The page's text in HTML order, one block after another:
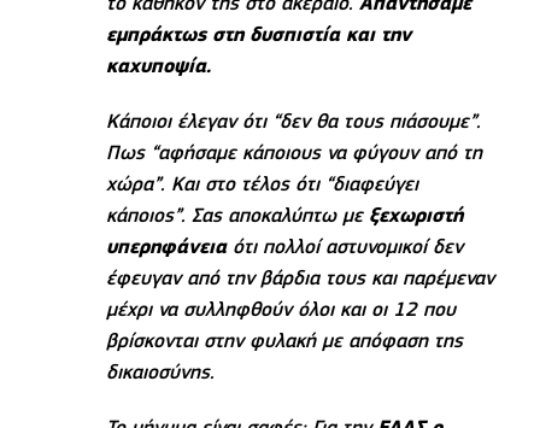
εμπράκτως στη δυσπιστία και την
καχυποψία.
Κάποιοι έλεγαν ότι “δεν θα τους πιάσουμε”.
Πως “αφήσαμε κάποιους να φύγουν από τη
χώρα”. Και στο τέλος ότι “διαφεύγει
κάποιος”. Σας αποκαλύπτω με ξεχωριστή
υπερηφάνειαότι πολλοί αστυνομικοί δεν
έφευγαν από την βάρδια τους και παρέμεναν
μέχρι να συλληφθούν όλοι και οι 12 που
βρίσκονται στην φυλακή με απόφαση της
δικαιοσύνης.